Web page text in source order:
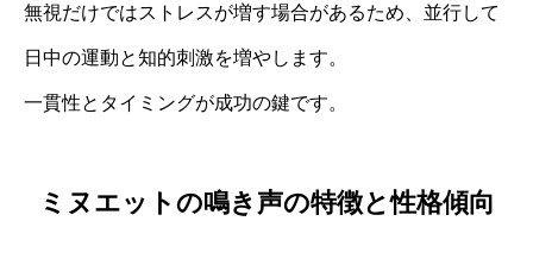
無視だけではストレスが増す場合があるため、並行して
日中の運動と知的刺激を増やします。
一貫性とタイミングが成功の鍵です。
ミヌエットの鳴き声の特徴と性格傾向